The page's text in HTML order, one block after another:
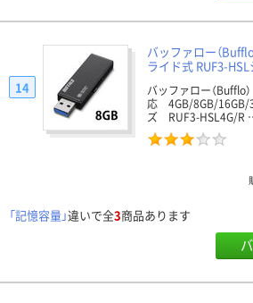
バッファロー（
ライド式 RUF3-
バッファロー（
応 4GB/8GB/16GB/
ズ RUF3-HSL4G/R
14
「記憶容量」違いで全3商品あります